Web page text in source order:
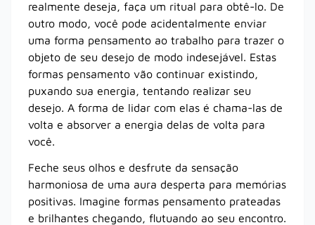
realmente deseja, faça um ritual para obtê-lo. De
outro modo, você pode acidentalmente enviar
uma forma pensamento ao trabalho para trazer o
objeto de seu desejo de modo indesejável. Estas
formas pensamento vão continuar existindo,
puxando sua energia, tentando realizar seu
desejo. A forma de lidar com elas é chama-las de
volta e absorver a energia delas de volta para
você.
Feche seus olhos e desfrute da sensação
harmoniosa de uma aura desperta para memórias
positivas. Imagine formas pensamento prateadas
e brilhantes chegando, flutuando ao seu encontro.